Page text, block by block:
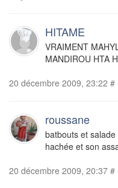
HITAME
VRAIMENT
MANDIROU HTA
20 décembre 2009, 23:22 #
roussane
batbouts et
hachée et son
20 décembre 2009, 20:37 #